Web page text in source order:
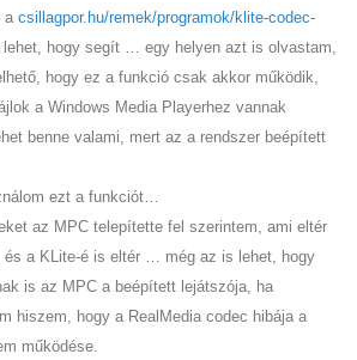
a csillagpor.hu/remek/programok/klite-codec-
lehet, hogy segít … egy helyen azt is olvastam,
hogy ez a funkció csak akkor működik,
a Windows Media Playerhez vannak
benne valami, mert az a rendszer beépített
ezt a funkciót…
az MPC telepítette fel szerintem, ami eltér
és a KLite-é is eltér … még az is lehet, hogy
is az MPC a beépített lejátszója, ha
hiszem, hogy a RealMedia codec hibája a
működése.